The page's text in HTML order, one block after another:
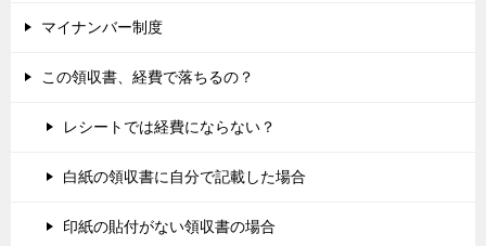
マイナンバー制度
この領収書、経費で落ちるの？
レシートでは経費にならない？
白紙の領収書に自分で記載した場合
印紙の貼付がない領収書の場合